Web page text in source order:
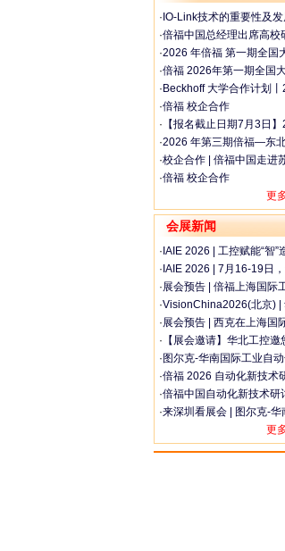
· IO-Link技术的重要性及发展 | 图尔克高
·倍福中国总经理出席高校研修开班仪式，携手共
·2026 年倍福 第一期全国大学生工程游学夏令营（苏
·倍福 2026年第一期全国大学生工程游学夏令营（苏
· Beckhoff 大学合作计划丨2026 年第二期全国智能制造师资
·倍福 校企合作
· 【报名截止日期7月3日】2026 ABB 创
·2026 年第三期倍福—东北大学全国智能制造
·校企合作 | 倍福中国走进苏职大
·倍福 校企合作
更
会展新闻
· IAIE 2026 | 工控赋能“智”造，华北工控共探新
· IAIE 2026 | 7月16-19日，华北工控邀您相聚青岛 · 亚太自
·展会预告 | 倍福上海国际工业装配与
·VisionChina2026(北京) | 华北工控携“AI+智造”
·展会预告 | 西克在上海国际工业装配及传输技术
· 【展会邀请】华北工控邀您共赴VisionChina2026(北京)，共
· 图尔克-华南国际工业自动化
·倍福 2026 自动化新技术
·倍福中国自动化新技术研
·来深圳看展会 | 图尔克-华南国际工业
更